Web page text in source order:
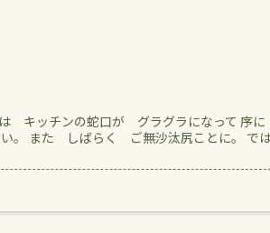
キッチンの蛇口が グラグラになって 序
また しばらく ご無沙汰尻ことに。 では